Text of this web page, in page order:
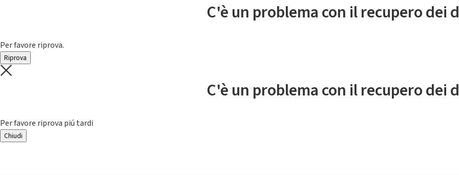
C'è un problema con il recupero dei
Per favore riprova.
Riprova
C'è un problema con il recupero dei
Per favore riprova piú tardi
Chiudi